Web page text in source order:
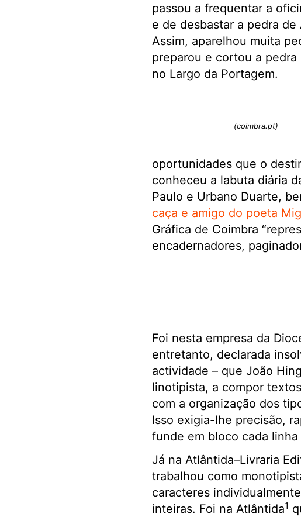
passou a frequentar a
e de desbastar a pedra
Assim, aparelhou muita
preparou e cortou a
no Largo da Portagem.
(coimbra.pt)
oportunidades que o
conheceu a labuta diária
Paulo e Urbano Duarte,
caça e amigo do poeta
Gráfica de Coimbra
encadernadores,
Foi nesta empresa da
entretanto, declarada
actividade – que João
linotipista, a compor
com a organização dos
Isso exigia-lhe precisão,
funde em bloco cada
Já na Atlântida–Livraria
trabalhou como
caracteres
inteiras. Foi na Atlântida1